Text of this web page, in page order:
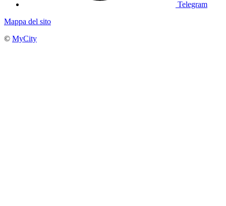
Telegram
Mappa del sito
© MyCity